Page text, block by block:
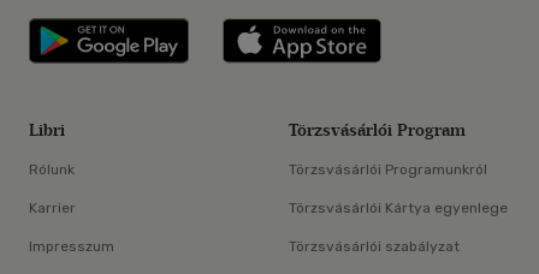
Libri applikáció Szerezd meg: Google
Libri
Rólunk
Karrier
Impresszum
Törzsvásárlói Program
Törzsvásárlói Programunkról
Törzsvásárlói Kártya egyenlege
Törzsvásárlói szabályzat